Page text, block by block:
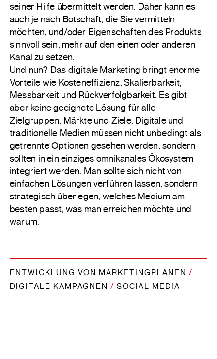
seiner Hilfe übermittelt werden. Daher kann es
auch je nach Botschaft, die Sie vermitteln
möchten, und/oder Eigenschaften des Produkts
sinnvoll sein, mehr auf den einen oder anderen
Kanal zu setzen.
Und nun? Das digitale Marketing bringt enorme
Vorteile wie Kosteneffizienz, Skalierbarkeit,
Messbarkeit und Rückverfolgbarkeit. Es gibt
aber keine geeignete Lösung für alle
Zielgruppen, Märkte und Ziele. Digitale und
traditionelle Medien müssen nicht unbedingt als
getrennte Optionen gesehen werden, sondern
sollten in ein einziges omnikanales Ökosystem
integriert werden. Man sollte sich nicht von
einfachen Lösungen verführen lassen, sondern
strategisch überlegen, welches Medium am
besten passt, was man erreichen möchte und
warum.
ENTWICKLUNG VON MARKETINGPLÄNEN /
DIGITALE KAMPAGNEN / SOCIAL MEDIA